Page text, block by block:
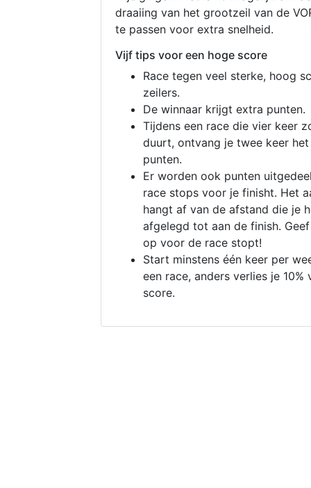
draaiing van het grootzeil van de
te passen voor extra snelheid.
Vijf tips voor een hoge score
Race tegen veel sterke, hoog
zeilers.
De winnaar krijgt extra punten.
Tijdens een race die vier keer
duurt, ontvang je twee keer
punten.
Er worden ook punten
race stops voor je finisht. Het
hangt af van de afstand die je
afgelegd tot aan de finish.
op voor de race stopt!
Start minstens één keer per
een race, anders verlies je 10%
score.